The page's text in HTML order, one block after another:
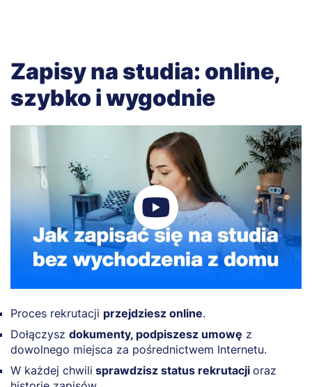
Zapisy na studia: online,
szybko i wygodnie
Proces rekrutacji przejdziesz online.
Dołączysz dokumenty, podpiszesz umowę z
dowolnego miejsca za pośrednictwem Internetu.
W każdej chwili sprawdzisz status rekrutacji oraz